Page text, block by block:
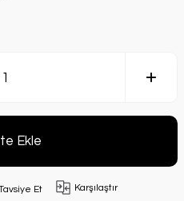
Ekle
Et Karşılaştır